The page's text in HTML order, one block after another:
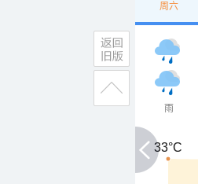
周六
雨
33°C
33°C